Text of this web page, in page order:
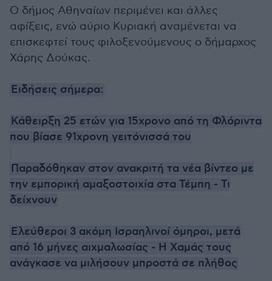
Ο δήμος Αθηναίων περιμένει και άλλες
αφίξεις, ενώ αύριο Κυριακή αναμένεται να
επισκεφτεί τους φιλοξενούμενους ο δήμαρχος
Χάρης Δούκας.
Ειδήσεις σήμερα:
Κάθειρξη 25 ετών για 15χρονο από τη Φλόριντα
που βίασε 91χρονη γειτόνισσά του
Παραδόθηκαν στον ανακριτή τα νέα βίντεο με
την εμπορική αμαξοστοιχία στα Τέμπη - Τι
δείχνουν
Ελεύθεροι 3 ακόμη Ισραηλινοί όμηροι, μετά
από 16 μήνες αιχμαλωσίας - H Χαμάς τους
ανάγκασε να μιλήσουν μπροστά σε πλήθος